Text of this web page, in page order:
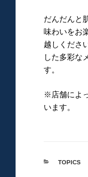
だんだんと
味わいをお
越しくださ
した多彩な
す。
※店舗によ
います。
カ
TOPICS